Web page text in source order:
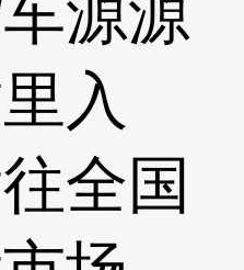
源源
入
全国